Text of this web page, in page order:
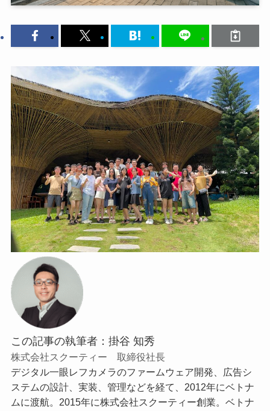
この記事の執筆者：掛谷 知秀
株式会社スクーティー 取締役社長
デジタル一眼レフカメラのファームウェア開発、広告シ
ステムの設計、実装、管理などを経て、2012年にベトナ
ムに渡航。2015年に株式会社スクーティー創業。ベトナ